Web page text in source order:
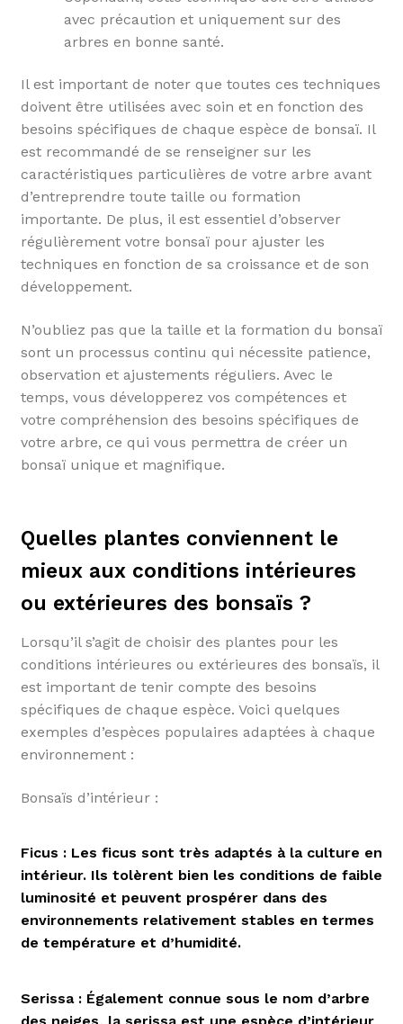
avec précaution et uniquement sur des
arbres en bonne santé.
Il est important de noter que toutes ces techniques
doivent être utilisées avec soin et en fonction des
besoins spécifiques de chaque espèce de bonsaï. Il
est recommandé de se renseigner sur les
caractéristiques particulières de votre arbre avant
d’entreprendre toute taille ou formation
importante. De plus, il est essentiel d’observer
régulièrement votre bonsaï pour ajuster les
techniques en fonction de sa croissance et de son
développement.
N’oubliez pas que la taille et la formation du bonsaï
sont un processus continu qui nécessite patience,
observation et ajustements réguliers. Avec le
temps, vous développerez vos compétences et
votre compréhension des besoins spécifiques de
votre arbre, ce qui vous permettra de créer un
bonsaï unique et magnifique.
Quelles plantes conviennent le
mieux aux conditions intérieures
ou extérieures des bonsaïs ?
Lorsqu’il s’agit de choisir des plantes pour les
conditions intérieures ou extérieures des bonsaïs, il
est important de tenir compte des besoins
spécifiques de chaque espèce. Voici quelques
exemples d’espèces populaires adaptées à chaque
environnement :
Bonsaïs d’intérieur :
Ficus : Les ficus sont très adaptés à la culture en
intérieur. Ils tolèrent bien les conditions de faible
luminosité et peuvent prospérer dans des
environnements relativement stables en termes
de température et d’humidité.
Serissa : Également connue sous le nom d’arbre